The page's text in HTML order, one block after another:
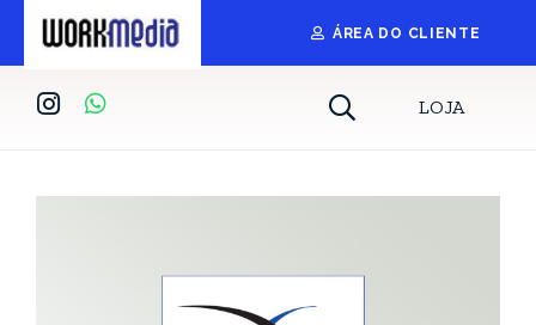
ÁREA DO CLIENTE
LOJA